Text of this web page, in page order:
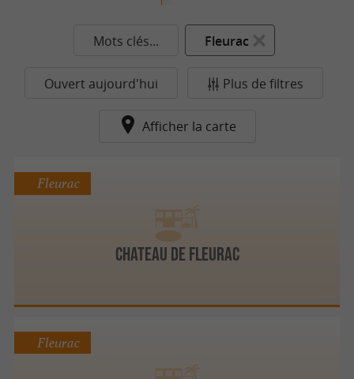
Mots clés... Fleurac
Ouvert aujourd'hui Plus de filtres
Afficher la carte
CHATEAU DE FLEURAC
Fleurac
Fleurac